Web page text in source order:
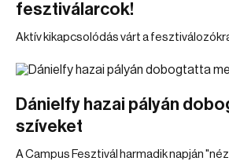
fesztiválarcok!
Aktív kikapcsolódás várt a
Dánielfy hazai pályán
szíveket
A Campus Fesztivál harmadik napján